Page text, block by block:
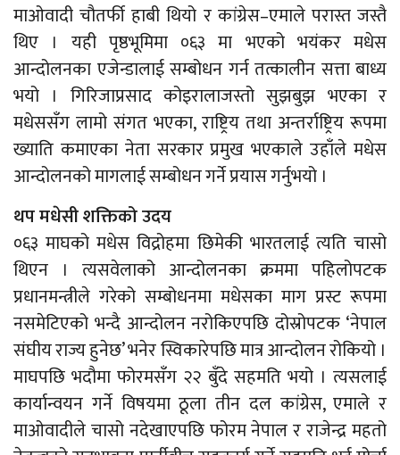
माओवादी चौतर्फी हाबी थियो र कांग्रेस–एमाले परास्त जस्तै
थिए । यही पृष्ठभूमिमा ०६३ मा भएको भयंकर मधेस
आन्दोलनका एजेन्डालाई सम्बोधन गर्न तत्कालीन सत्ता बाध्य
भयो । गिरिजाप्रसाद कोइरालाजस्तो सुझबुझ भएका र
मधेससँग लामो संगत भएका, राष्ट्रिय तथा अन्तर्राष्ट्रिय रूपमा
ख्याति कमाएका नेता सरकार प्रमुख भएकाले उहाँले मधेस
आन्दोलनको मागलाई सम्बोधन गर्ने प्रयास गर्नुभयो ।
थप मधेसी शक्तिको उदय
०६३ माघको मधेस विद्रोहमा छिमेकी भारतलाई त्यति चासो
थिएन । त्यसवेलाको आन्दोलनका क्रममा पहिलोपटक
प्रधानमन्त्रीले गरेको सम्बोधनमा मधेसका माग प्रस्ट रूपमा
नसमेटिएको भन्दै आन्दोलन नरोकिएपछि दोस्रोपटक ‘नेपाल
संघीय राज्य हुनेछ’ भनेर स्विकारेपछि मात्र आन्दोलन रोकियो ।
माघपछि भदौमा फोरमसँग २२ बुँदे सहमति भयो । त्यसलाई
कार्यान्वयन गर्ने विषयमा ठूला तीन दल कांग्रेस, एमाले र
माओवादीले चासो नदेखाएपछि फोरम नेपाल र राजेन्द्र महतो